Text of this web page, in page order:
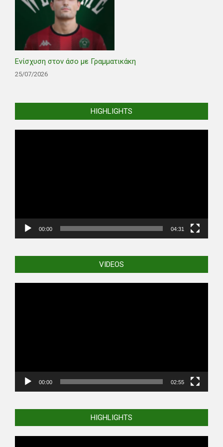
Ενίσχυση στον άσο με Γραμματικάκη
25/07/2026
HIGHLIGHTS
00:00 04:31
VIDEOS
00:00 02:55
HIGHLIGHTS